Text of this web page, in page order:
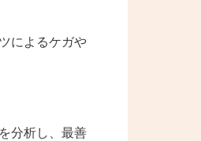
によるケガや
分析し、最善